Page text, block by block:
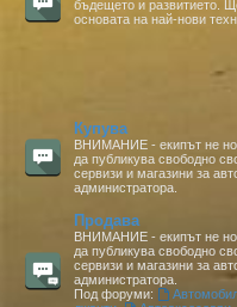
бъдещето и развитието.
основата на най-нови
Купува
ВНИМАНИЕ - екипът не
да публикува свободно
сервизи и магазини за
администратора.
Продава
ВНИМАНИЕ - екипът не
да публикува свободно
сервизи и магазини за
администратора.
Под форуми: